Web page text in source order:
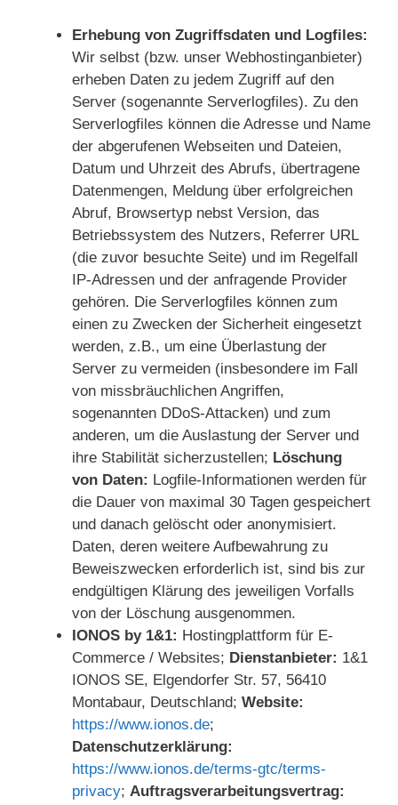
Erhebung von Zugriffsdaten und Logfiles:
Wir selbst (bzw. unser Webhostinganbieter)
erheben Daten zu jedem Zugriff auf den
Server (sogenannte Serverlogfiles). Zu den
Serverlogfiles können die Adresse und Name
der abgerufenen Webseiten und Dateien,
Datum und Uhrzeit des Abrufs, übertragene
Datenmengen, Meldung über erfolgreichen
Abruf, Browsertyp nebst Version, das
Betriebssystem des Nutzers, Referrer URL
(die zuvor besuchte Seite) und im Regelfall
IP-Adressen und der anfragende Provider
gehören. Die Serverlogfiles können zum
einen zu Zwecken der Sicherheit eingesetzt
werden, z.B., um eine Überlastung der
Server zu vermeiden (insbesondere im Fall
von missbräuchlichen Angriffen,
sogenannten DDoS-Attacken) und zum
anderen, um die Auslastung der Server und
ihre Stabilität sicherzustellen; Löschung
von Daten: Logfile-Informationen werden für
die Dauer von maximal 30 Tagen gespeichert
und danach gelöscht oder anonymisiert.
Daten, deren weitere Aufbewahrung zu
Beweiszwecken erforderlich ist, sind bis zur
endgültigen Klärung des jeweiligen Vorfalls
von der Löschung ausgenommen.
IONOS by 1&1: Hostingplattform für E-
Commerce / Websites; Dienstanbieter: 1&1
IONOS SE, Elgendorfer Str. 57, 56410
Montabaur, Deutschland; Website:
https://www.ionos.de;
Datenschutzerklärung:
https://www.ionos.de/terms-gtc/terms-
privacy; Auftragsverarbeitungsvertrag: